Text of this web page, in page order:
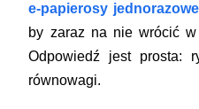
e-papierosy
by zaraz na nie wrócić w
Odpowiedź jest prosta:
równowagi.